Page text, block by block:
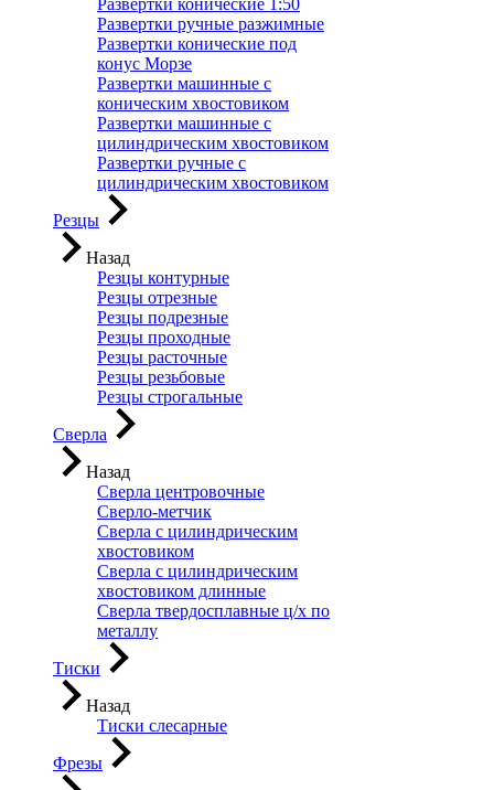
Развертки конические 1:50
Развертки ручные разжимные
Развертки конические под
конус Морзе
Развертки машинные с
коническим хвостовиком
Развертки машинные с
цилиндрическим хвостовиком
Развертки ручные с
цилиндрическим хвостовиком
Резцы
Назад
Резцы контурные
Резцы отрезные
Резцы подрезные
Резцы проходные
Резцы расточные
Резцы резьбовые
Резцы строгальные
Сверла
Назад
Сверла центровочные
Сверло-метчик
Сверла с цилиндрическим
хвостовиком
Сверла с цилиндрическим
хвостовиком длинные
Сверла твердосплавные ц/х по
металлу
Тиски
Назад
Тиски слесарные
Фрезы